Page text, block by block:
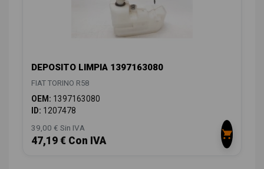
DEPOSITO LIMPIA 1397163080
FIAT TORINO R58
OEM: 1397163080
ID: 1207478
39,00 € Sin IVA
47,19 € Con IVA